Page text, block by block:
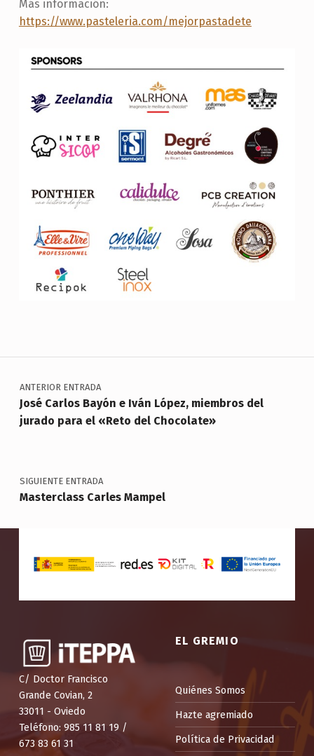
Más información:
https://www.pasteleria.com/mejorpastadete
Navegación de entradas
ANTERIOR ENTRADA
José Carlos Bayón e Iván López, miembros del
jurado para el «Reto del Chocolate»
SIGUIENTE ENTRADA
Masterclass Carles Mampel
C/ Doctor Francisco
Grande Covian, 2
33011 - Oviedo
Teléfono: 985 11 81 19 /
673 83 61 31
EL GREMIO
Quiénes Somos
Hazte agremiado
Política de Privacidad